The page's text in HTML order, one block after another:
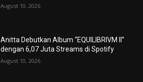
August 10, 2026
Anitta Debutkan Album “EQUILIBRIVM II”
dengan 6,07 Juta Streams di Spotify
August 10, 2026